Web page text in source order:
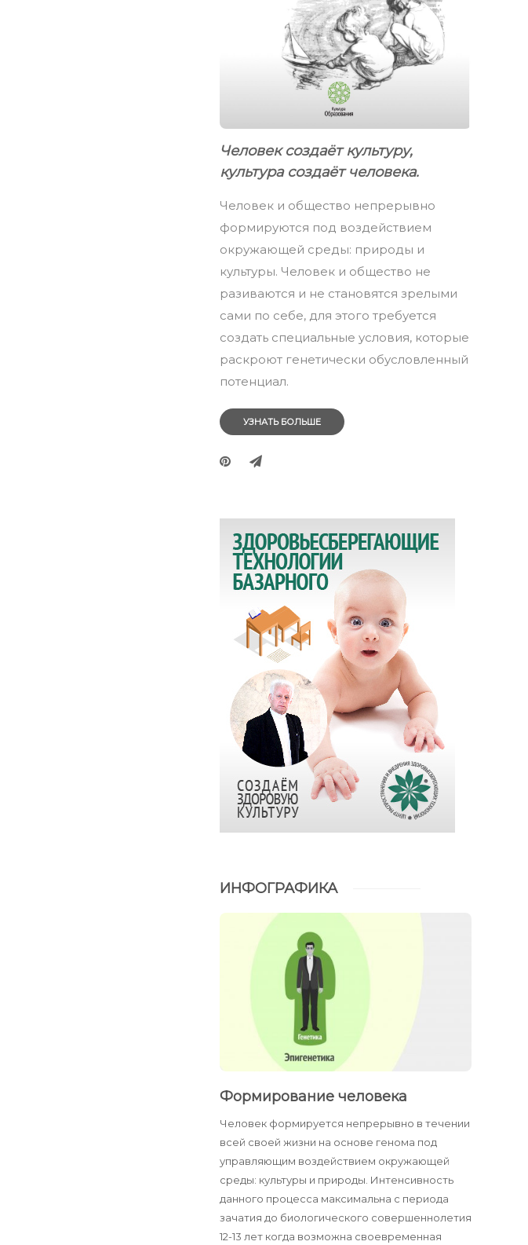
Человек создаёт культуру,
культура создаёт человека.
Человек и общество непрерывно
формируются под воздействием
окружающей среды: природы и
культуры. Человек и общество не
разиваются и не становятся зрелыми
сами по себе, для этого требуется
создать специальные условия, которые
раскроют генетически обусловленный
потенциал.
УЗНАТЬ БОЛЬШЕ
ИНФОГРАФИКА
Формирование человека
Человек формируется непрерывно в течении
всей своей жизни на основе генома под
управляющим воздействием окружающей
среды: культуры и природы. Интенсивность
данного процесса максимальна с периода
зачатия до биологического совершеннолетия
12-13 лет когда возможна своевременная